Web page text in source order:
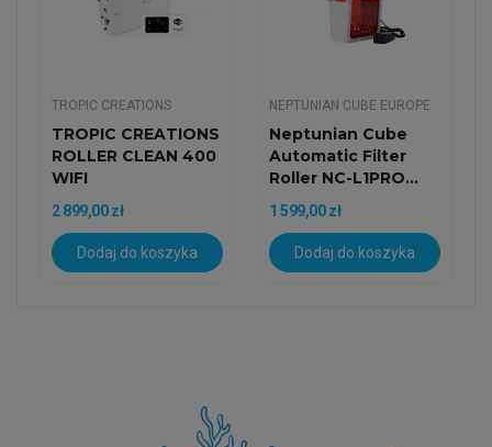
TROPIC CREATIONS
TROPIC CREATIONS
ROLLER CLEAN 400
WIFI
2 899,00 zł
Dodaj do koszyka
NEPTUNIAN CUBE EUROPE
Neptunian Cube
Automatic Filter
Roller NC-L1PRO...
1 599,00 zł
Dodaj do koszyka